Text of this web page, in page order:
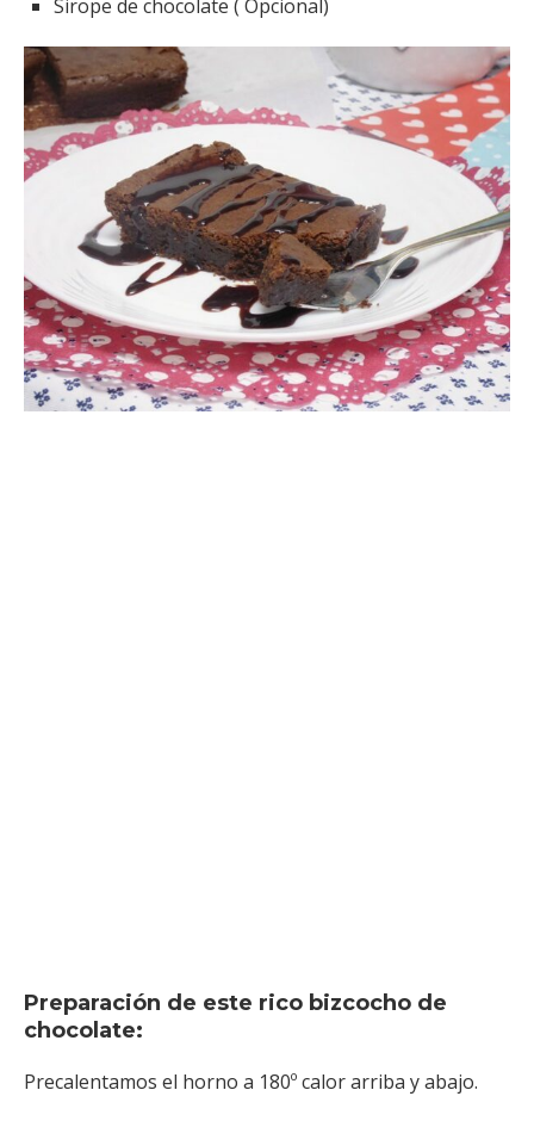
Sirope de chocolate ( Opcional)
Preparación de este rico bizcocho de
chocolate:
Precalentamos el horno a 180º calor arriba y abajo.